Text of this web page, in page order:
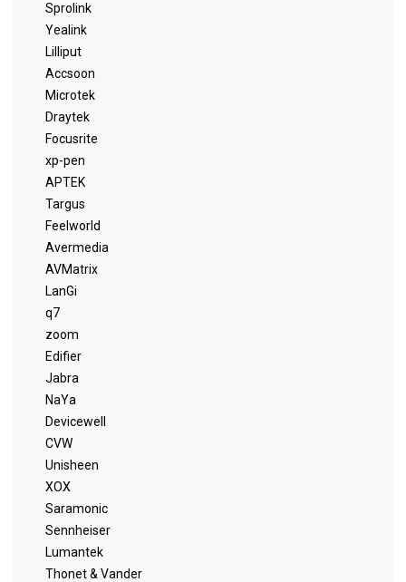
Sprolink
Yealink
Lilliput
Accsoon
Microtek
Draytek
Focusrite
xp-pen
APTEK
Targus
Feelworld
Avermedia
AVMatrix
LanGi
q7
zoom
Edifier
Jabra
NaYa
Devicewell
CVW
Unisheen
XOX
Saramonic
Sennheiser
Lumantek
Thonet & Vander